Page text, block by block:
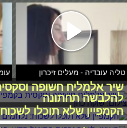
טליה עובדיה - מעלים זיכרון
שיר אלמליח חשופה
להלבשה תחתונה
הקמפיין שלא תוכלו